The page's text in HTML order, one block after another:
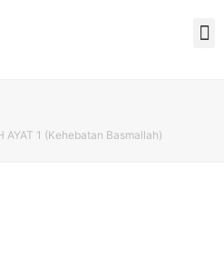
AYAT 1 (Kehebatan Basmallah)